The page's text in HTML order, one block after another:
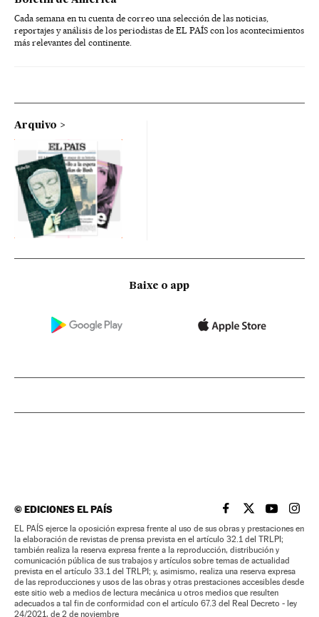
Cada semana en tu cuenta de correo una selección de las noticias,
reportajes y análisis de los periodistas de EL PAÍS con los acontecimientos
más relevantes del continente.
Arquivo
Baixe o app
©EDICIONES EL PAÍS EL PAÍS BRASIL EN
EL PAÍSEL PAÍS
EL
EL PAÍS ejerce la oposición expresa frente al uso de sus obras y prestaciones en
la elaboración de revistas de prensa prevista en el artículo 32.1 del TRLPI;
también realiza la reserva expresa frente a la reproducción, distribución y
comunicación pública de sus trabajos y artículos sobre temas de actualidad
prevista en el artículo 33.1 del TRLPI; y, asimismo, realiza una reserva expresa
de las reproducciones y usos de las obras y otras prestaciones accesibles desde
este sitio web a medios de lectura mecánica u otros medios que resulten
adecuados a tal fin de conformidad con el artículo 67.3 del Real Decreto - ley
24/2021, de 2 de noviembre